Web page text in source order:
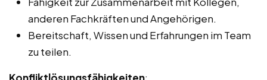
anderen Fachkräften und Angehörigen.
Bereitschaft, Wissen und Erfahrungen im Team
zu teilen.